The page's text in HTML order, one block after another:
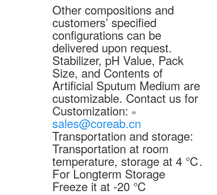
Other compositions and
customers’ specified
configurations can be
delivered upon request.
Stabilizer, pH Value, Pack
Size, and Contents of
Artificial Sputum Medium are
customizable. Contact us for
Customization:
sales@coreab.cn
Transportation and storage:
Transportation at room
temperature, storage at 4 ℃.
For Longterm Storage
Freeze it at -20 ℃